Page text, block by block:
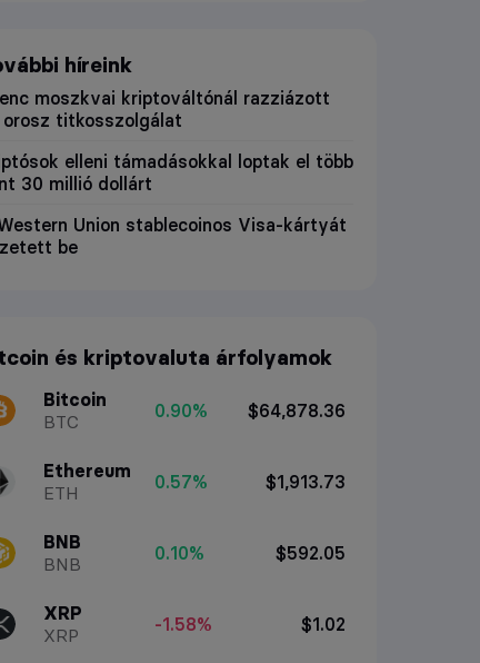
híreink
moszkvai kriptováltónál razziázott
orosz titkosszolgálat
elleni támadásokkal loptak el több
30 millió dollárt
Union stablecoinos Visa-kártyát
be
és kriptovaluta árfolyamok
Bitcoin
BTC
0.90% $64,878.36
Ethereum
ETH
0.57% $1,913.73
BNB
BNB
0.10% $592.05
XRP
XRP
-1.58% $1.02